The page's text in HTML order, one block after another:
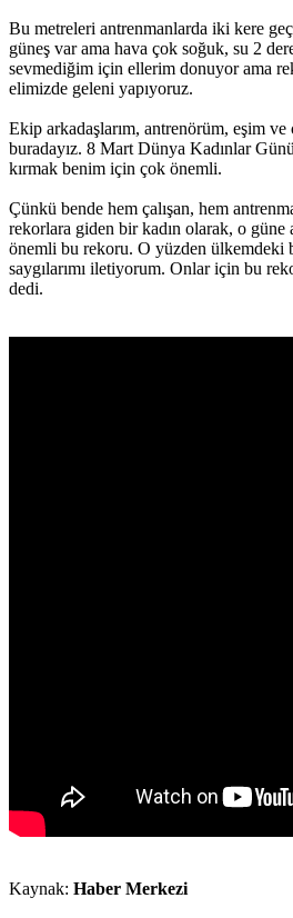
Bu metreleri antrenmanlarda iki kere
güneş var ama hava çok soğuk, su 2
sevmediğim için ellerim donuyor ama
elimizde geleni yapıyoruz.
Ekip arkadaşlarım, antrenörüm, eşim ve
buradayız. 8 Mart Dünya Kadınlar
kırmak benim için çok önemli.
Çünkü bende hem çalışan, hem
rekorlara giden bir kadın olarak, o
önemli bu rekoru. O yüzden ülkemdeki
saygılarımı iletiyorum. Onlar için bu
dedi.
Kaynak: Haber Merkezi